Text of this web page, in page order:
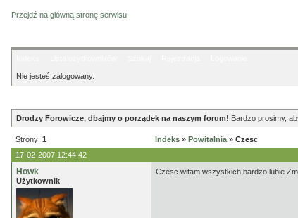
Przejdź na główną stronę serwisu
Nie jesteś zalogowany.
Drodzy Forowicze, dbajmy o porządek na naszym forum! Bardzo prosimy,
Strony: 1 Indeks » Powitalnia » Czesc
17-02-2007 12:44:42
Howk
Użytkownik
Czesc witam wszystkich bardzo lubie